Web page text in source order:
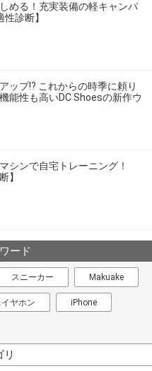
める！充実装備の軽キャンパ
診断】
ップ!? これからの時季に頼り
能性も高いDC Shoesの新作ウ
シンで自宅トレーニング！
】
ード
スニーカー Makuake
ヤホン iPhone
リ